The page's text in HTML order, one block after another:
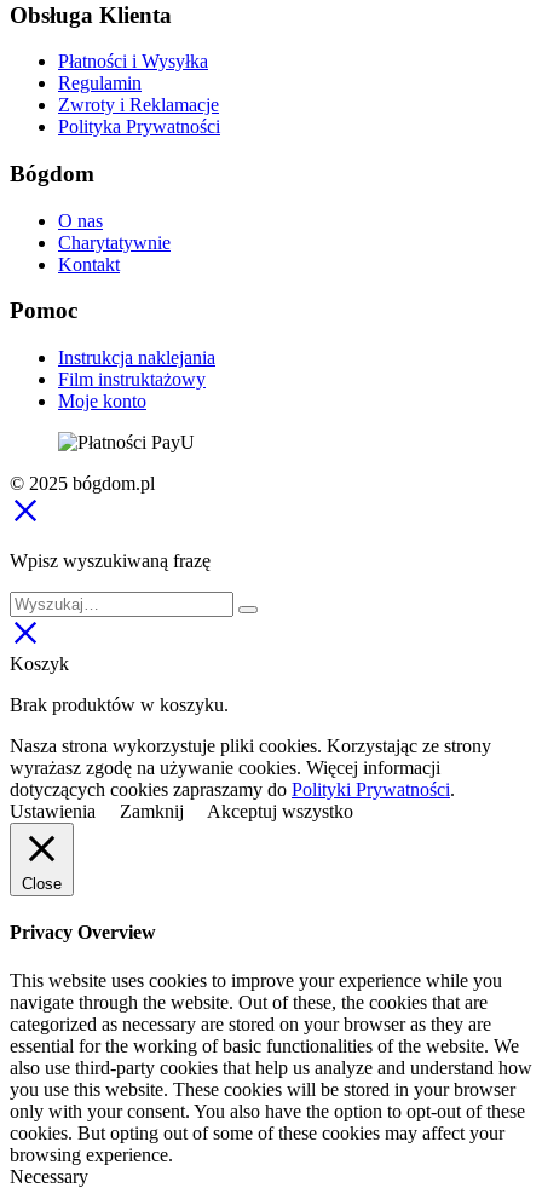
Obsługa Klienta
Płatności i Wysyłka
Regulamin
Zwroty i Reklamacje
Polityka Prywatności
Bógdom
O nas
Charytatywnie
Kontakt
Pomoc
Instrukcja naklejania
Film instruktażowy
Moje konto
© 2025 bógdom.pl
Wpisz wyszukiwaną frazę
Koszyk
Brak produktów w koszyku.
Nasza strona wykorzystuje pliki cookies. Korzystając ze strony
wyrażasz zgodę na używanie cookies. Więcej informacji
dotyczących cookies zapraszamy do Polityki Prywatności.
Ustawienia
Zamknij Akceptuj wszystko
Close
Privacy Overview
This website uses cookies to improve your experience while you
navigate through the website. Out of these, the cookies that are
categorized as necessary are stored on your browser as they are
essential for the working of basic functionalities of the website. We
also use third-party cookies that help us analyze and understand how
you use this website. These cookies will be stored in your browser
only with your consent. You also have the option to opt-out of these
cookies. But opting out of some of these cookies may affect your
browsing experience.
Necessary